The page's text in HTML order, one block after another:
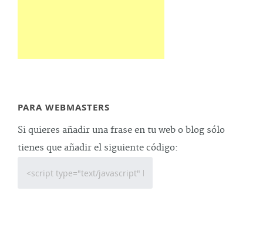
PARA WEBMASTERS
Si quieres añadir una frase en tu web o blog sólo
tienes que añadir el siguiente código: